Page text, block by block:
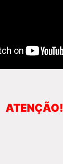
ATENÇÃO!